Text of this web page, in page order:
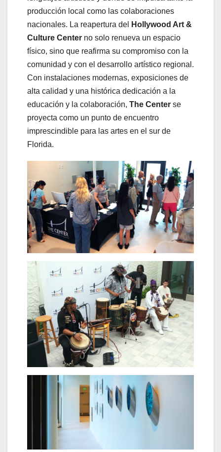
producción local como las colaboraciones
nacionales. La reapertura del
Hollywood Art &
Culture Center no solo renueva un espacio
físico, sino que reafirma su compromiso con la
comunidad y con el desarrollo artístico regional.
Con instalaciones modernas, exposiciones de
alta calidad y una histórica dedicación a la
educación y la colaboración, The Center se
proyecta como un punto de encuentro
imprescindible para las artes en el sur de
Florida.